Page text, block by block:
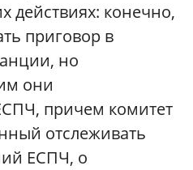
действиях: конечно,
приговор в
но
они
причем комитет
отслеживать
ЕСПЧ, о